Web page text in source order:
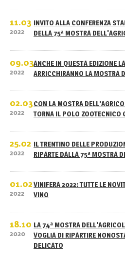
11.03
2022
INVITO ALLA CONFERENZA
DELLA 75ª MOSTRA
09.03
2022
ANCHE IN QUESTA EDIZIONE
ARRICCHIRANNO LA MOSTRA
02.03
2022
CON LA MOSTRA
TORNA IL POLO ZOOTECNICO
25.02
2022
IL TRENTINO DELLE
RIPARTE DALLA 75ª MOSTRA
01.02
2022
VINIFERA 2022: TUTTE LE
VINO
18.10
2020
LA 74ª MOSTRA
VOGLIA DI RIPARTIRE
DELICATO